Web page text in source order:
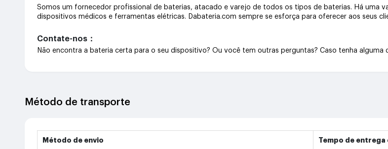
Somos um fornecedor profissional de baterias, atacado e varejo de todos os tipos de baterias. Há uma
dispositivos médicos e ferramentas elétricas. Dabateria.com sempre se esforça para oferecer aos seus
Contate-nos：
Não encontra a bateria certa para o seu dispositivo? Ou você tem outras perguntas? Caso tenha
Método de transporte
Método de envio Tempo de entrega